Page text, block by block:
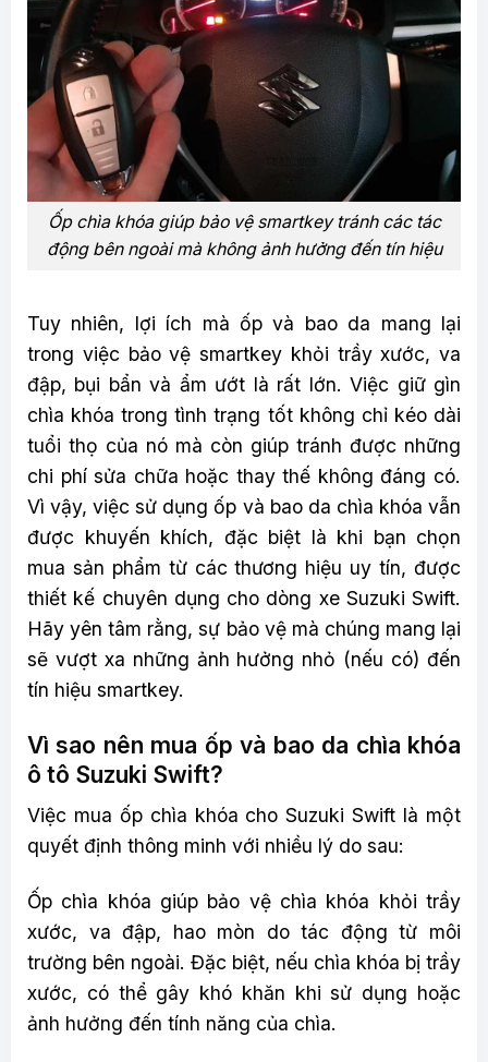
Ốp chìa khóa giúp bảo vệ smartkey tránh các tác
động bên ngoài mà không ảnh hưởng đến tín hiệu
Tuy nhiên, lợi ích mà ốp và bao da mang lại
trong việc bảo vệ smartkey khỏi trầy xước, va
đập, bụi bẩn và ẩm ướt là rất lớn. Việc giữ gìn
chìa khóa trong tình trạng tốt không chỉ kéo dài
tuổi thọ của nó mà còn giúp tránh được những
chi phí sửa chữa hoặc thay thế không đáng có.
Vì vậy, việc sử dụng ốp và bao da chìa khóa vẫn
được khuyến khích, đặc biệt là khi bạn chọn
mua sản phẩm từ các thương hiệu uy tín, được
thiết kế chuyên dụng cho dòng xe Suzuki Swift.
Hãy yên tâm rằng, sự bảo vệ mà chúng mang lại
sẽ vượt xa những ảnh hưởng nhỏ (nếu có) đến
tín hiệu smartkey.
Vì sao nên mua ốp và bao da chìa khóa
ô tô Suzuki Swift?
Việc mua ốp chìa khóa cho Suzuki Swift là một
quyết định thông minh với nhiều lý do sau:
Ốp chìa khóa giúp bảo vệ chìa khóa khỏi trầy
xước, va đập, hao mòn do tác động từ môi
trường bên ngoài. Đặc biệt, nếu chìa khóa bị trầy
xước, có thể gây khó khăn khi sử dụng hoặc
ảnh hưởng đến tính năng của chìa.